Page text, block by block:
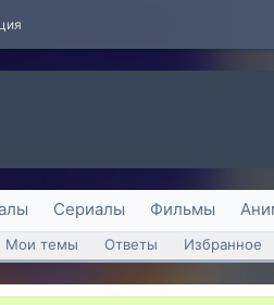
Сериалы Фильмы
Мои темы Ответы Избранное